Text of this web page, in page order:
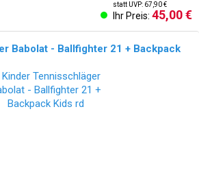
statt UVP: 67,90 €
Ihr Preis: 45,00 €
Babolat - Ballfighter 21 + Backpack